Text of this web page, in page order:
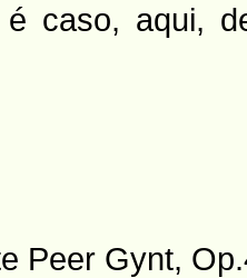
caso, aqui,
Peer Gynt,